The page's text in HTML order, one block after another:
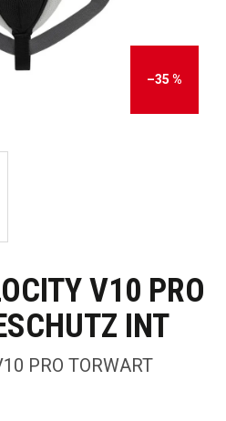
–35 %
V10 PRO
INT
PRO TORWART